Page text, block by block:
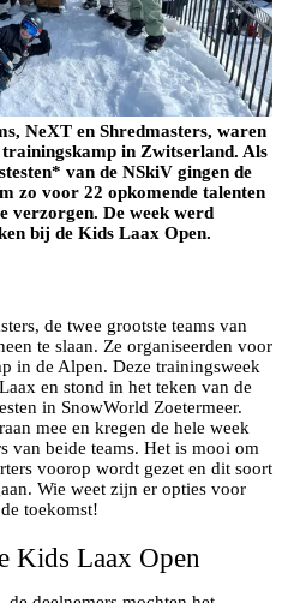
NeXT en Shredmasters, waren
in Zwitserland. Als
van de NSkiV gingen de
zo voor 22 opkomende talenten
verzorgen. De week werd
bij de Kids Laax Open.
de twee grootste teams van
te slaan. Ze organiseerden voor
in de Alpen. Deze trainingsweek
en stond in het teken van de
in SnowWorld Zoetermeer.
mee en kregen de hele week
van beide teams. Het is mooi om
voorop wordt gezet en dit soort
Wie weet zijn er opties voor
toekomst!
Kids Laax Open